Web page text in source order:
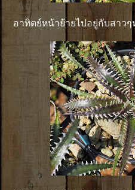
อาทิตย์หน้าย้ายไปอยู่กับสาว